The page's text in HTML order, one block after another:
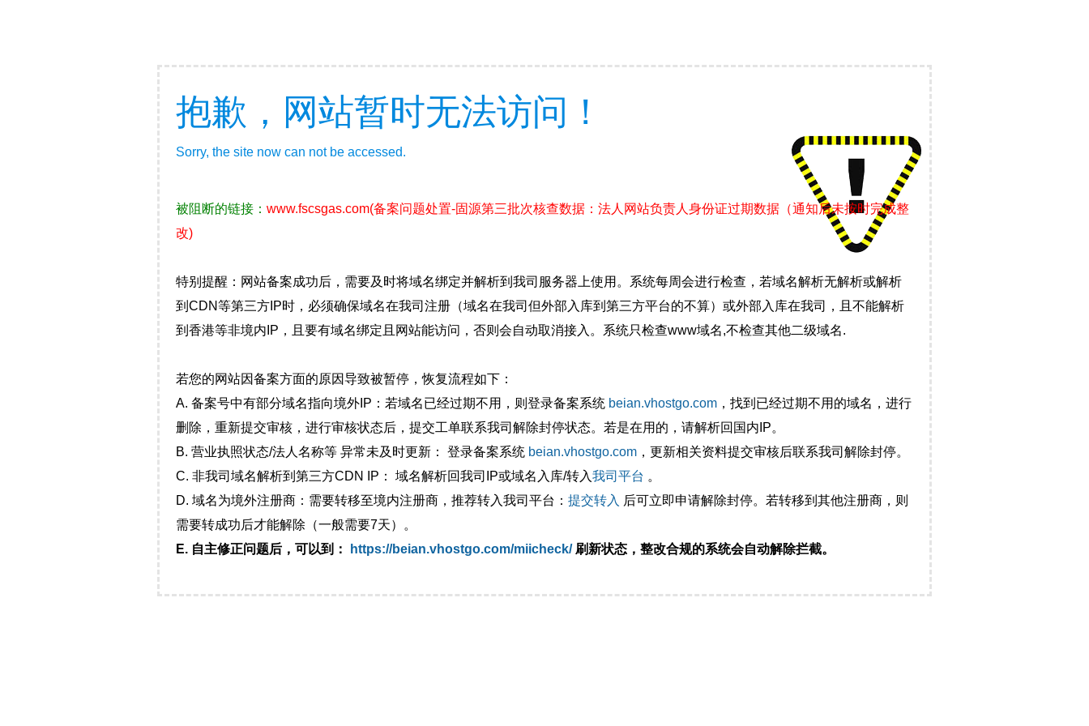
抱歉，网站暂时无法访问！
Sorry, the site now can not be accessed.
被阻断的链接： www.fscsgas.com(备案问题处置-固源第三批次核查数据：法人网站负责人身份证过期数据（通知后未按时完成整
改)
特别提醒：网站备案成功后，需要及时将域名绑定并解析到我司服务器上使用。系统每周会进行检查，若域名解析无解析或解析
到CDN等第三方IP时，必须确保域名在我司注册（域名在我司但外部入库到第三方平台的不算）或外部入库在我司，且不能解析
到香港等非境内IP，且要有域名绑定且网站能访问，否则会自动取消接入。系统只检查www域名,不检查其他二级域名.
若您的网站因备案方面的原因导致被暂停，恢复流程如下：
A. 备案号中有部分域名指向境外IP：若域名已经过期不用，则登录备案系统 beian.vhostgo.com ，找到已经过期不用的域名，进行
删除，重新提交审核，进行审核状态后，提交工单联系我司解除封停状态。若是在用的，请解析回国内IP。
B. 营业执照状态/法人名称等 异常未及时更新： 登录备案系统 beian.vhostgo.com ，更新相关资料提交审核后联系我司解除封停。
C. 非我司域名解析到第三方CDN IP： 域名解析回我司IP或域名入库/转入我司平台 。
D. 域名为境外注册商：需要转移至境内注册商，推荐转入我司平台： 提交转入 后可立即申请解除封停。若转移到其他注册商，则
需要转成功后才能解除（一般需要7天）。
E. 自主修正问题后，可以到：
https://beian.vhostgo.com/miicheck/刷新状态，整改合规的系统会自动解除拦截。